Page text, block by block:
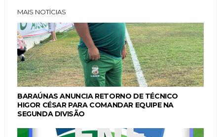
MAIS NOTÍCIAS
BARAÚNAS ANUNCIA RETORNO DE TÉCNICO
HIGOR CÉSAR PARA COMANDAR EQUIPE NA
SEGUNDA DIVISÃO